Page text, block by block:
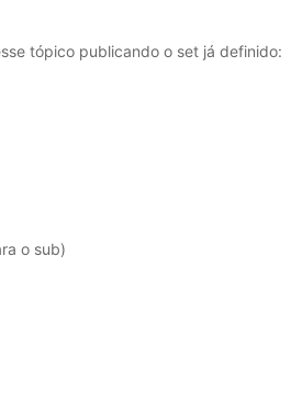
tópico publicando o set já definido:
o sub)